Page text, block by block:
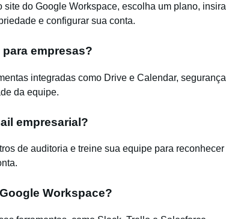
do Google Workspace, escolha um plano, insira
e configurar sua conta.
empresas?
integradas como Drive e Calendar, segurança
da equipe.
empresarial?
de auditoria e treine sua equipe para reconhecer
Workspace?